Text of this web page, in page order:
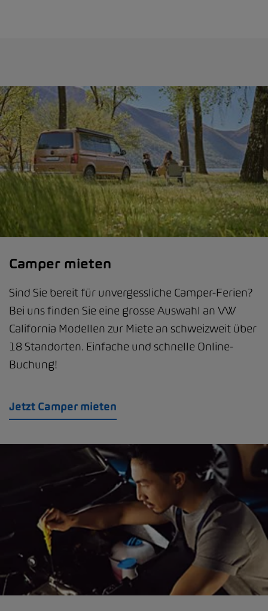
Camper mieten
Sind Sie bereit für unvergessliche Camper-Ferien?
Bei uns finden Sie eine grosse Auswahl an VW
California Modellen zur Miete an schweizweit über
18 Standorten. Einfache und schnelle Online-
Buchung!
Jetzt Camper mieten